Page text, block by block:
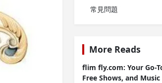
常見問題
More Reads
flim fly.com: Your Go-
Free Shows, and